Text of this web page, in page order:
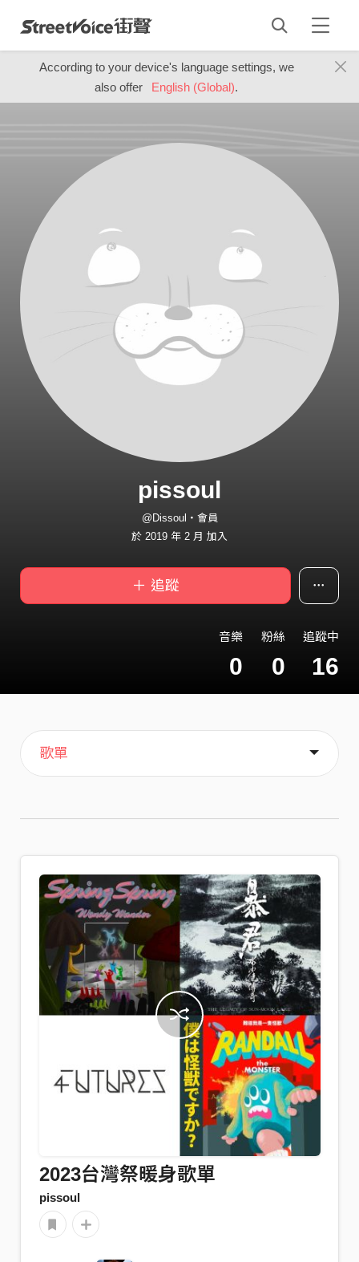
According to your device's language settings, we
also offer
English (Global).
pissoul
@Dissoul・會員
於 2019 年 2 月 加入
＋ 追蹤
音樂
0
粉絲
0
追蹤中
16
主頁
歌單
喜歡
關於
2023台灣祭暖身歌單
pissoul